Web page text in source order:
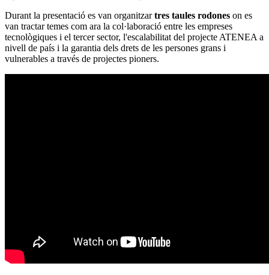
Durant la presentació es van organitzartres taules rodones on es
van tractar temes com ara la col·laboració entre les empreses
tecnològiques i el tercer sector, l'escalabilitat del projecte ATENEA a
nivell de país i la garantia dels drets de les persones grans i
vulnerables a través de projectes pioners.